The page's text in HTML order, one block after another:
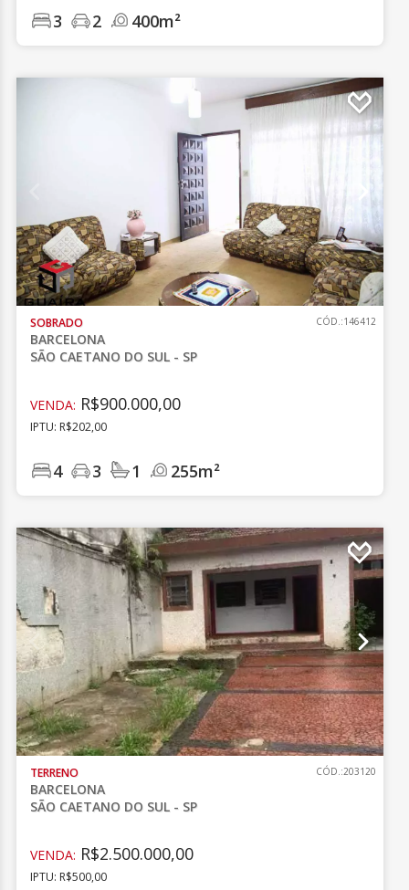
3 2 400m²
SOBRADO
BARCELONA
SÃO CAETANO DO SUL - SP
CÓD.:146412
VENDA: R$900.000,00
IPTU: R$202,00
4 3 1 255m²
TERRENO
BARCELONA
SÃO CAETANO DO SUL - SP
CÓD.:203120
VENDA: R$2.500.000,00
IPTU: R$500,00